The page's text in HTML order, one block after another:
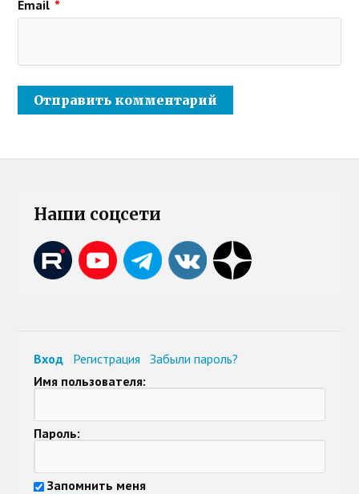
Email *
Наши соцсети
Вход Регистрация
Забыли пароль?
Имя пользователя:
Пароль:
Запомнить меня